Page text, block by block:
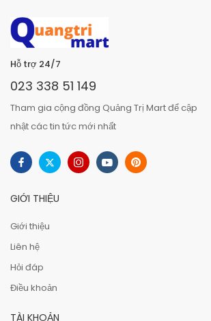
Hỗ trợ 24/7
023 338 51 149
Tham gia cộng đồng Quảng Trị Mart để cập
nhật các tin tức mới nhất
GIỚI THIỆU
Giới thiệu
Liên hệ
Hỏi đáp
Điều khoản
TÀI KHOẢN